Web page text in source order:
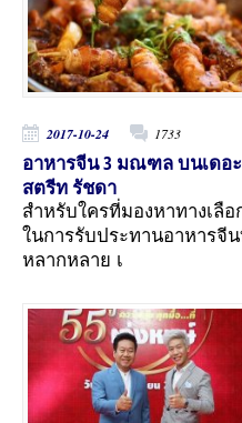
2017-10-24 1733
อาหารจีน 3 มณฑล บนเดอะ
สตรีท รัชดา
สำหรับใครที่มองหาทางเลือ
ในการรับประทานอาหารจี
หลากหลาย เ